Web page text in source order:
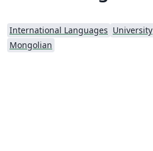
International Languages University
Mongolian